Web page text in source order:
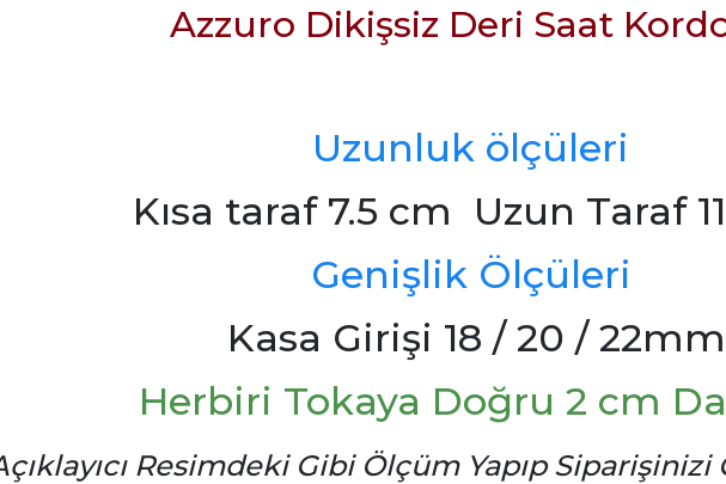
Azzuro Dikişsiz Deri Saat
Uzunluk ölçüleri
Kısa taraf 7.5 cm Uzun Taraf
Genişlik Ölçüleri
Kasa Girişi 18 / 20 / 22mm
Herbiri Tokaya Doğru 2 cm
Resimdeki Gibi Ölçüm Yapıp